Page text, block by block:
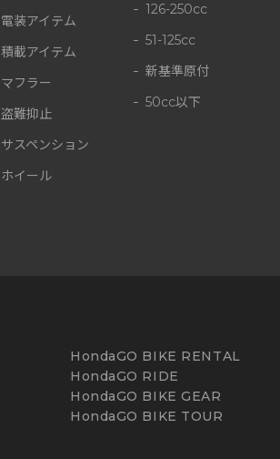
電装アイテム
積載アイテム
マフラー
盗難抑止
サスペンション
ホイール
126-250cc
51-125cc
新基準原付
50cc以下
HondaGO BIKE RENTAL
HondaGO RIDE
HondaGO BIKE GEAR
HondaGO BIKE TOUR